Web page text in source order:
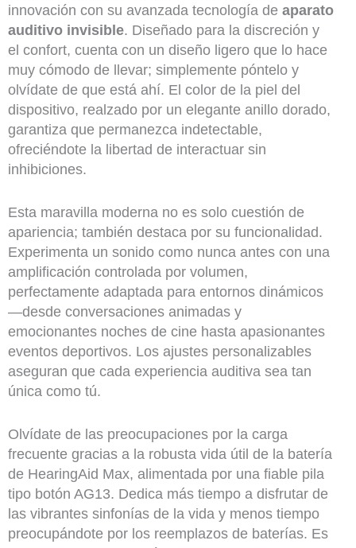
innovación con su avanzada tecnología de aparato
auditivo invisible. Diseñado para la discreción y
el confort, cuenta con un diseño ligero que lo hace
muy cómodo de llevar; simplemente póntelo y
olvídate de que está ahí. El color de la piel del
dispositivo, realzado por un elegante anillo dorado,
garantiza que permanezca indetectable,
ofreciéndote la libertad de interactuar sin
inhibiciones.
Esta maravilla moderna no es solo cuestión de
apariencia; también destaca por su funcionalidad.
Experimenta un sonido como nunca antes con una
amplificación controlada por volumen,
perfectamente adaptada para entornos dinámicos
—desde conversaciones animadas y
emocionantes noches de cine hasta apasionantes
eventos deportivos. Los ajustes personalizables
aseguran que cada experiencia auditiva sea tan
única como tú.
Olvídate de las preocupaciones por la carga
frecuente gracias a la robusta vida útil de la batería
de HearingAid Max, alimentada por una fiable pila
tipo botón AG13. Dedica más tiempo a disfrutar de
las vibrantes sinfonías de la vida y menos tiempo
preocupándote por los reemplazos de baterías. Es